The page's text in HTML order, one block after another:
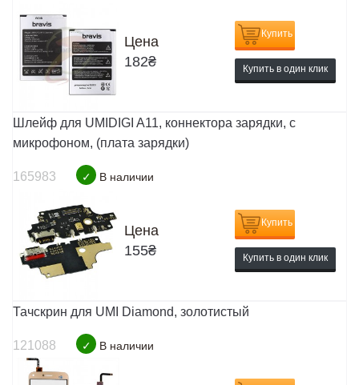
Цена
182₴
Купить
Купить в один клик
Шлейф для UMIDIGI A11, коннектора зарядки, с
микрофоном, (плата зарядки)
165983 ✓ В наличии
Цена
155₴
Купить
Купить в один клик
Тачскрин для UMI Diamond, золотистый
121088 ✓ В наличии